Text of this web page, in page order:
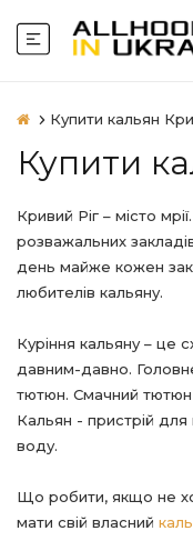
Купити кальян
Купити
Кривий Ріг – місто
розважальних
день майже кожен
любителів кальяну.
Куріння кальяну – це
давним-давно.
тютюн. Смачний тютюн
Кальян - пристрій
воду.
Що робити, якщо не
мати свій власний